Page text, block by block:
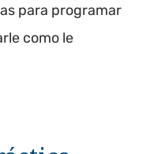
para programar
como le